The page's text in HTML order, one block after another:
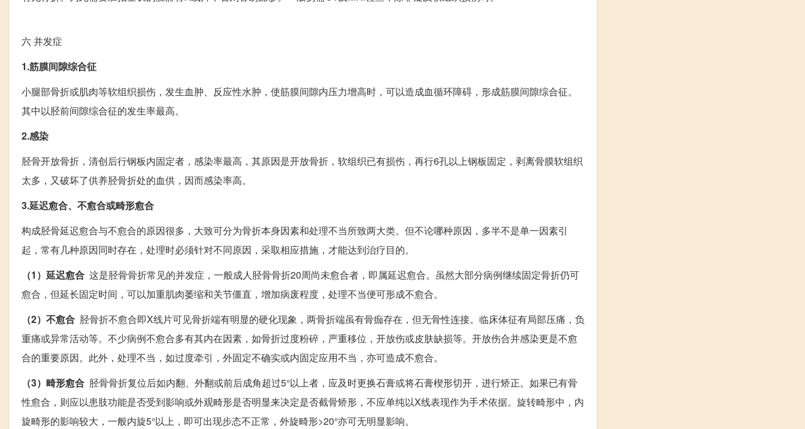
六并发症
1.筋膜间隙综合征
小腿部骨折或肌肉等软组织损伤，发生血肿、反应性水肿，使筋膜间隙内压力增高时，可以造成血循环障碍，形成筋膜间隙综合征。
其中以胫前间隙综合征的发生率最高。
2.感染
胫骨开放骨折，清创后行钢板内固定者，感染率最高，其原因是开放骨折，软组织已有损伤，再行6孔以上钢板固定，剥离骨膜软组织
太多，又破坏了供养胫骨折处的血供，因而感染率高。
3.延迟愈合、不愈合或畸形愈合
构成胫骨延迟愈合与不愈合的原因很多，大致可分为骨折本身因素和处理不当所致两大类。但不论哪种原因，多半不是单一因素引
起，常有几种原因同时存在，处理时必须针对不同原因，采取相应措施，才能达到治疗目的。
（1）延迟愈合 这是胫骨骨折常见的并发症，一般成人胫骨骨折20周尚未愈合者，即属延迟愈合。虽然大部分病例继续固定骨折仍可
愈合，但延长固定时间，可以加重肌肉萎缩和关节僵直，增加病废程度，处理不当便可形成不愈合。
（2）不愈合 胫骨折不愈合即X线片可见骨折端有明显的硬化现象，两骨折端虽有骨痂存在，但无骨性连接。临床体征有局部压痛，负
重痛或异常活动等。不少病例不愈合多有其内在因素，如骨折过度粉碎，严重移位，开放伤或皮肤缺损等。开放伤合并感染更是不愈
合的重要原因。此外，处理不当，如过度牵引，外固定不确实或内固定应用不当，亦可造成不愈合。
（3）畸形愈合 胫骨骨折复位后如内翻、外翻或前后成角超过5°以上者，应及时更换石膏或将石膏楔形切开，进行矫正。如果已有骨
性愈合，则应以患肢功能是否受到影响或外观畸形是否明显来决定是否截骨矫形，不应单纯以X线表现作为手术依据。旋转畸形中，内
旋畸形的影响较大，一般内旋5°以上，即可出现步态不正常，外旋畸形>20°亦可无明显影响。